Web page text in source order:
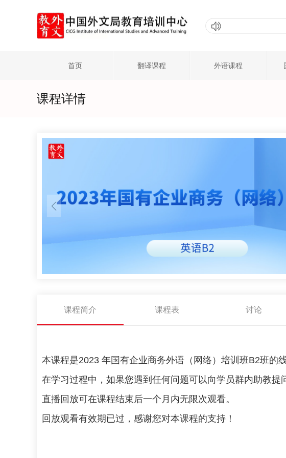
首页 翻译课程 外语课程
课程详情
课程简介 课程表 讨论
本课程是2023 年国有企业商务外语（网络）培训班B2班的
在学习过程中，如果您遇到任何问题可以向学员群内助教提
直播回放可在课程结束后一个月内无限次观看。
回放观看有效期已过，感谢您对本课程的支持！